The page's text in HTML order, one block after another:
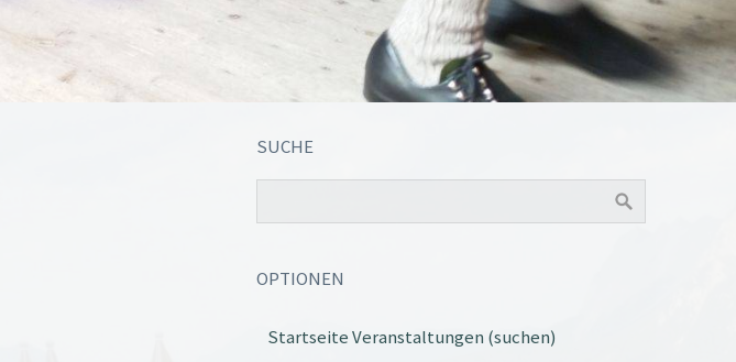
SUCHE
OPTIONEN
Startseite Veranstaltungen (suchen)